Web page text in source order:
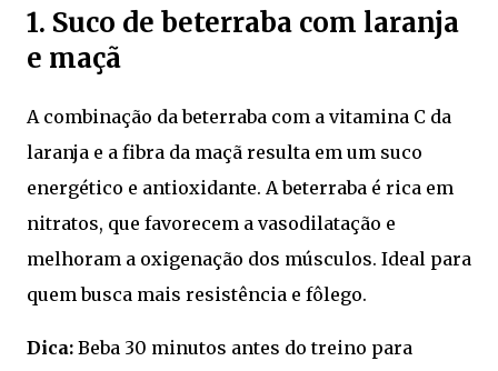
1. Suco de beterraba com laranja
e maçã
A combinação da beterraba com a vitamina C da
laranja e a fibra da maçã resulta em um suco
energético e antioxidante. A beterraba é rica em
nitratos, que favorecem a vasodilatação e
melhoram a oxigenação dos músculos. Ideal para
quem busca mais resistência e fôlego.
Dica: Beba 30 minutos antes do treino para